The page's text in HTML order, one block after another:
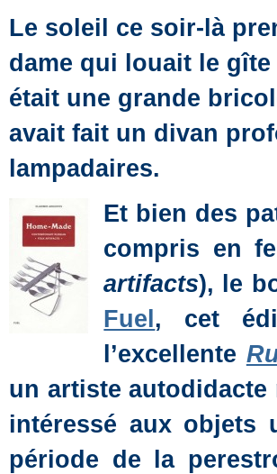
Le soleil ce soir-là
dame qui louait le gîte
était une grande
avait fait un divan
lampadaires.
Et bien des
compris en
artifacts), le
Fuel , cet
l’excellente
un artiste autodidacte
intéressé aux objets
période de la